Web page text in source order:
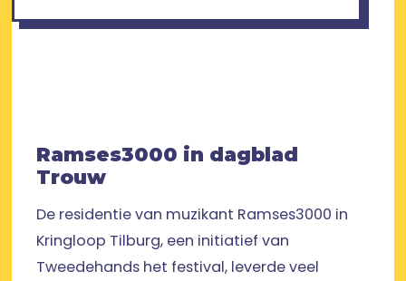
Ramses3000 in dagblad
Trouw
De residentie van muzikant Ramses3000 in
Kringloop Tilburg, een initiatief van
Tweedehands het festival, leverde veel